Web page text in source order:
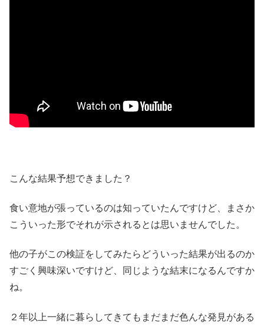
こんな結果予想できました？
食い意地が張っているのは知っていたんですけど、まさか
こういった形でそれが示されるとは思いませんでした。
他の子がこの検証をしてみたらどういった結果が出るのか
すごく興味深いですけど、同じような結末になるんですか
ね。
２年以上一緒に暮らしてきてもまだまだ色んな発見がある